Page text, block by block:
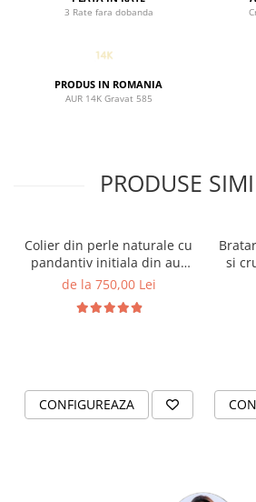
3 Rate fara dobanda
PRODUS IN ROMANIA
AUR 14K Gravat 585
PRODUSE
Colier din perle naturale cu
pandantiv initiala din aur
14K si bilute din aur 14K de
de la 750,00 Lei
CONFIGUREAZA
si